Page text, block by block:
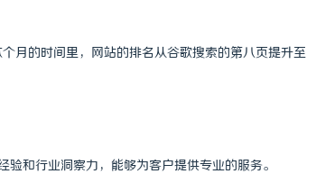
月的时间里，网站的排名从谷歌搜索的第八页提升至
和行业洞察力，能够为客户提供专业的服务。